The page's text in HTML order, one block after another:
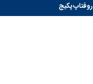
روفتاپ پکیج